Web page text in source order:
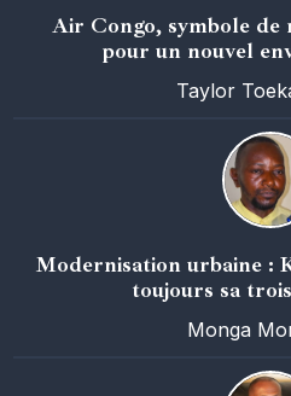
Air Congo, symbole de
pour un nouvel
Taylor
Modernisation urbaine :
toujours sa
Monga